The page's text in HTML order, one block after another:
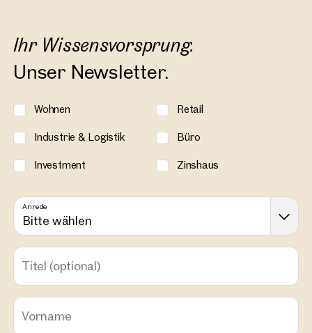
Ihr Wissensvorsprung.
Unser Newsletter.
Wohnen Retail
Industrie & Logistik Büro
Investment Zinshaus
Anrede
Bitte wählen
Titel (optional)
Vorname